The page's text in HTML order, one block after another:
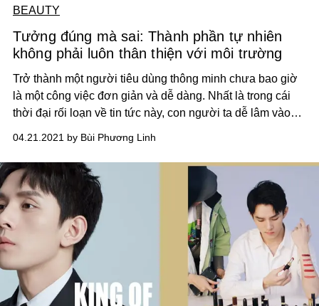
BEAUTY
Tưởng đúng mà sai: Thành phần tự nhiên
không phải luôn thân thiện với môi trường
Trở thành một người tiêu dùng thông minh chưa bao giờ
là một công việc đơn giản và dễ dàng. Nhất là trong cái
thời đại rối loạn về tin tức này, con người ta dễ lâm vào
với khái niệm “hoàn toàn thiên nhiên" (100% natural)
đang hết mực ăn khách trong lòng giới mỹ phẩm ngày
nay, có mấy ai thật sự ngờ được rằng đó chưa phải là bảo
chứng cho tính bền vững mà chúng ta vẫn luôn tìm kiếm.
04.21.2021 by Bùi Phương Linh